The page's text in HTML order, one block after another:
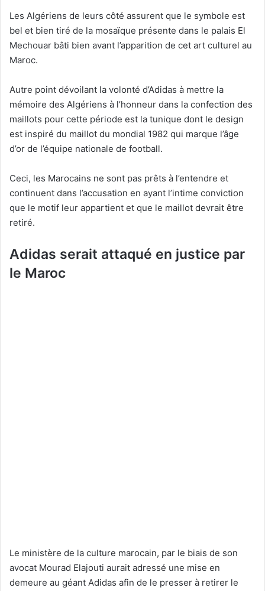
Les Algériens de leurs côté assurent que le symbole est
bel et bien tiré de la mosaïque présente dans le palais El
Mechouar bâti bien avant l’apparition de cet art culturel au
Maroc.
Autre point dévoilant la volonté d’Adidas à mettre la
mémoire des Algériens à l’honneur dans la confection des
maillots pour cette période est la tunique dont le design
est inspiré du maillot du mondial 1982 qui marque l’âge
d’or de l’équipe nationale de football.
Ceci, les Marocains ne sont pas prêts à l’entendre et
continuent dans l’accusation en ayant l’intime conviction
que le motif leur appartient et que le maillot devrait être
retiré.
Adidas serait attaqué en justice par
le Maroc
Le ministère de la culture marocain, par le biais de son
avocat Mourad Elajouti aurait adressé une mise en
demeure au géant Adidas afin de le presser à retirer le